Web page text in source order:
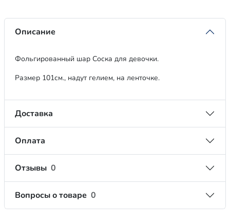
Описание
Фольгированный шар Соска для девочки.
Размер 101см., надут гелием, на ленточке.
Доставка
Оплата
Отзывы 0
Вопросы о товаре 0